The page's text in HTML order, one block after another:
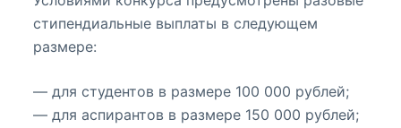
стипендиальные выплаты в следующем
размере:
— для студентов в размере 100 000 рублей;
— для аспирантов в размере 150 000 рублей;